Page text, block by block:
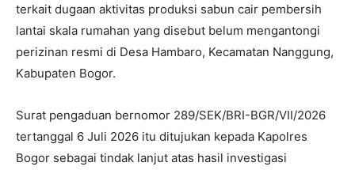
terkait dugaan aktivitas produksi sabun cair pembersih
lantai skala rumahan yang disebut belum mengantongi
perizinan resmi di Desa Hambaro, Kecamatan Nanggung,
Kabupaten Bogor.
Surat pengaduan bernomor 289/SEK/BRI-BGR/VII/2026
tertanggal 6 Juli 2026 itu ditujukan kepada Kapolres
Bogor sebagai tindak lanjut atas hasil investigasi